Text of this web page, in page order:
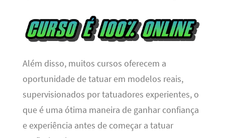
Além disso, muitos cursos oferecem a
oportunidade de tatuar em modelos reais,
supervisionados por tatuadores experientes, o
que é uma ótima maneira de ganhar confiança
e experiência antes de começar a tatuar